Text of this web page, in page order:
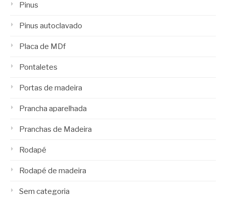
Pinus
Pinus autoclavado
Placa de MDf
Pontaletes
Portas de madeira
Prancha aparelhada
Pranchas de Madeira
Rodapé
Rodapé de madeira
Sem categoria